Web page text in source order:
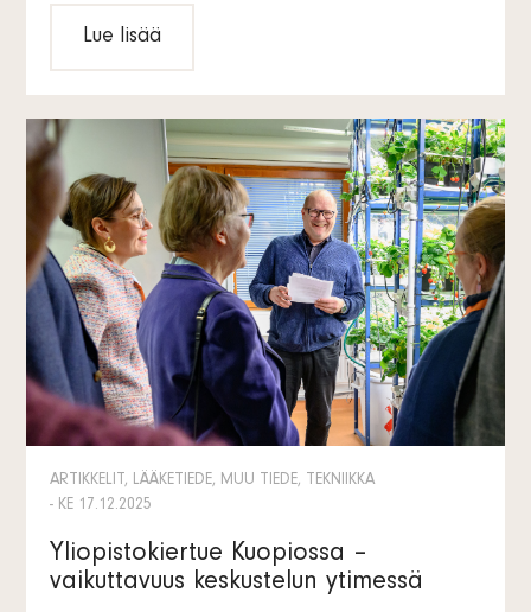
Lue lisää
ARTIKKELIT, LÄÄKETIEDE, MUU TIEDE, TEKNIIKKA
- KE 17.12.2025
Yliopistokiertue Kuopiossa –
vaikuttavuus keskustelun ytimessä